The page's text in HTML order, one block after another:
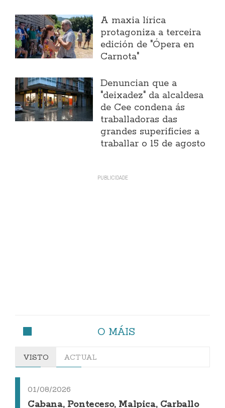
A maxia lírica
protagoniza a terceira
edición de "Ópera en
Carnota"
Denuncian que a
"deixadez" da alcaldesa
de Cee condena ás
traballadoras das
grandes superificies a
traballar o 15 de agosto
O MÁIS
VISTO ACTUAL
01/08/2026
Cabana, Ponteceso, Malpica, Carballo